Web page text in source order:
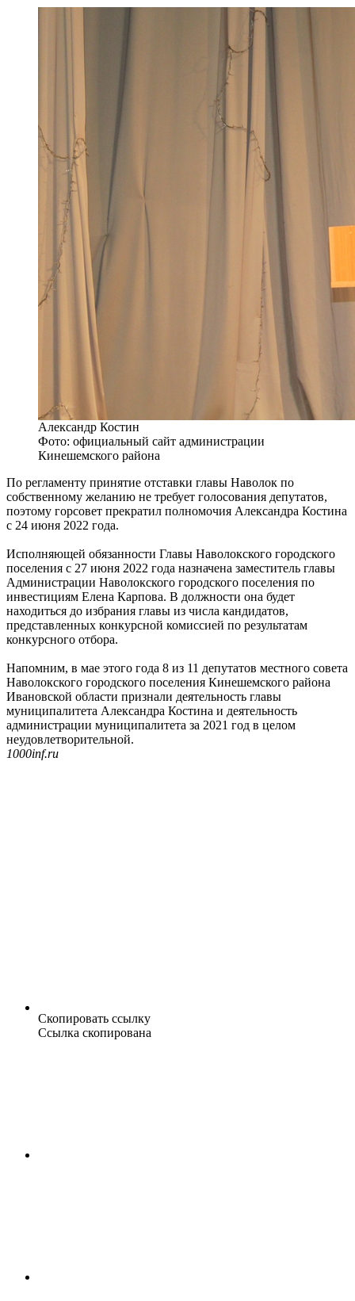
Александр Костин
Фото: официальный сайт администрации
Кинешемского района
По регламенту принятие отставки главы Наволок по
собственному желанию не требует голосования депутатов,
поэтому горсовет прекратил полномочия Александра Костина
с 24 июня 2022 года.
Исполняющей обязанности Главы Наволокского городского
поселения с 27 июня 2022 года назначена заместитель главы
Администрации Наволокского городского поселения по
инвестициям Елена Карпова. В должности она будет
находиться до избрания главы из числа кандидатов,
представленных конкурсной комиссией по результатам
конкурсного отбора.
Напомним, в мае этого года 8 из 11 депутатов местного совета
Наволокского городского поселения Кинешемского района
Ивановской области признали деятельность главы
муниципалитета Александра Костина и деятельность
администрации муниципалитета за 2021 год в целом
неудовлетворительной.
1000inf.ru
Скопировать ссылку
Ссылка скопирована